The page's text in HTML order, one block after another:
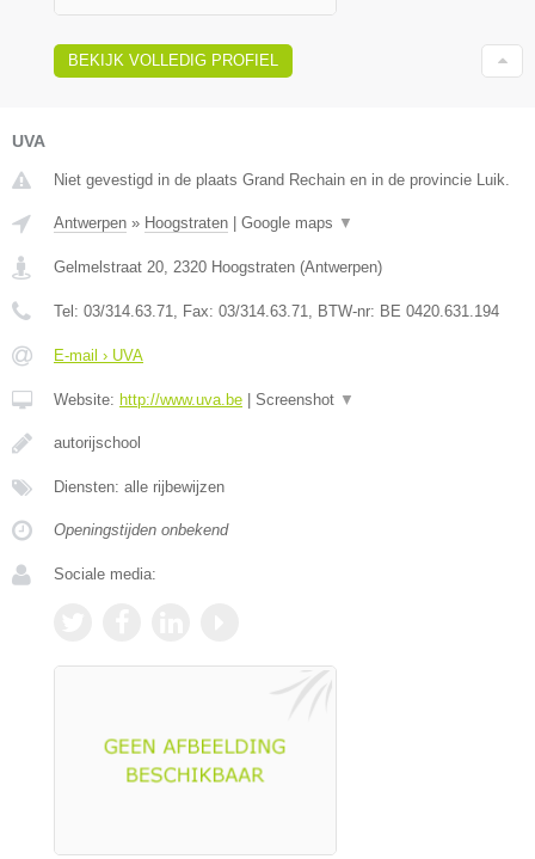
BEKIJK VOLLEDIG PROFIEL
UVA
Niet gevestigd in de plaats Grand Rechain en in de provincie Luik.
Antwerpen » Hoogstraten Google maps ▼
Gelmelstraat 20, 2320 Hoogstraten (Antwerpen)
Tel: 03/314.63.71, Fax: 03/314.63.71, BTW-nr: BE 0420.631.194
E-mail › UVA
Website: http://www.uva.be Screenshot ▼
autorijschool
Diensten: alle rijbewijzen
Openingstijden onbekend
Sociale media: